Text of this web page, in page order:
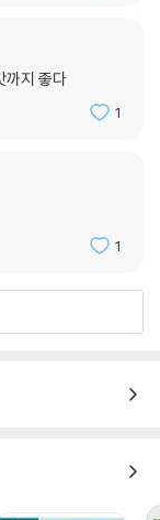
까지 좋다
1
1